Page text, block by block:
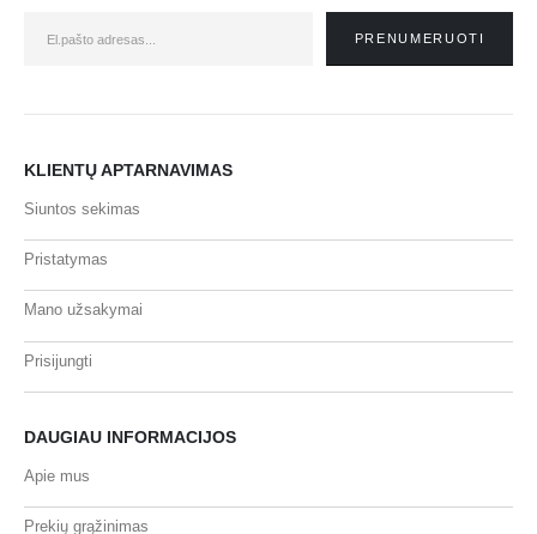
KLIENTŲ APTARNAVIMAS
Siuntos sekimas
Pristatymas
Mano užsakymai
Prisijungti
DAUGIAU INFORMACIJOS
Apie mus
Prekių grąžinimas